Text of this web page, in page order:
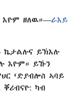
እዮም ዘለዉ።​—⁠ራእይ
ኬታልሉና ይኽእሉ
እዮም። ይኹን
‘ድያብሎስ ኣባይ
ቐሪብናዮ: ካብ